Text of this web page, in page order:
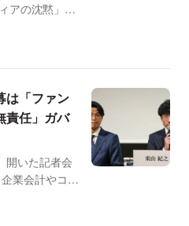
アの沈黙」に
は「ファン
責任」ガバ
開いた記者会